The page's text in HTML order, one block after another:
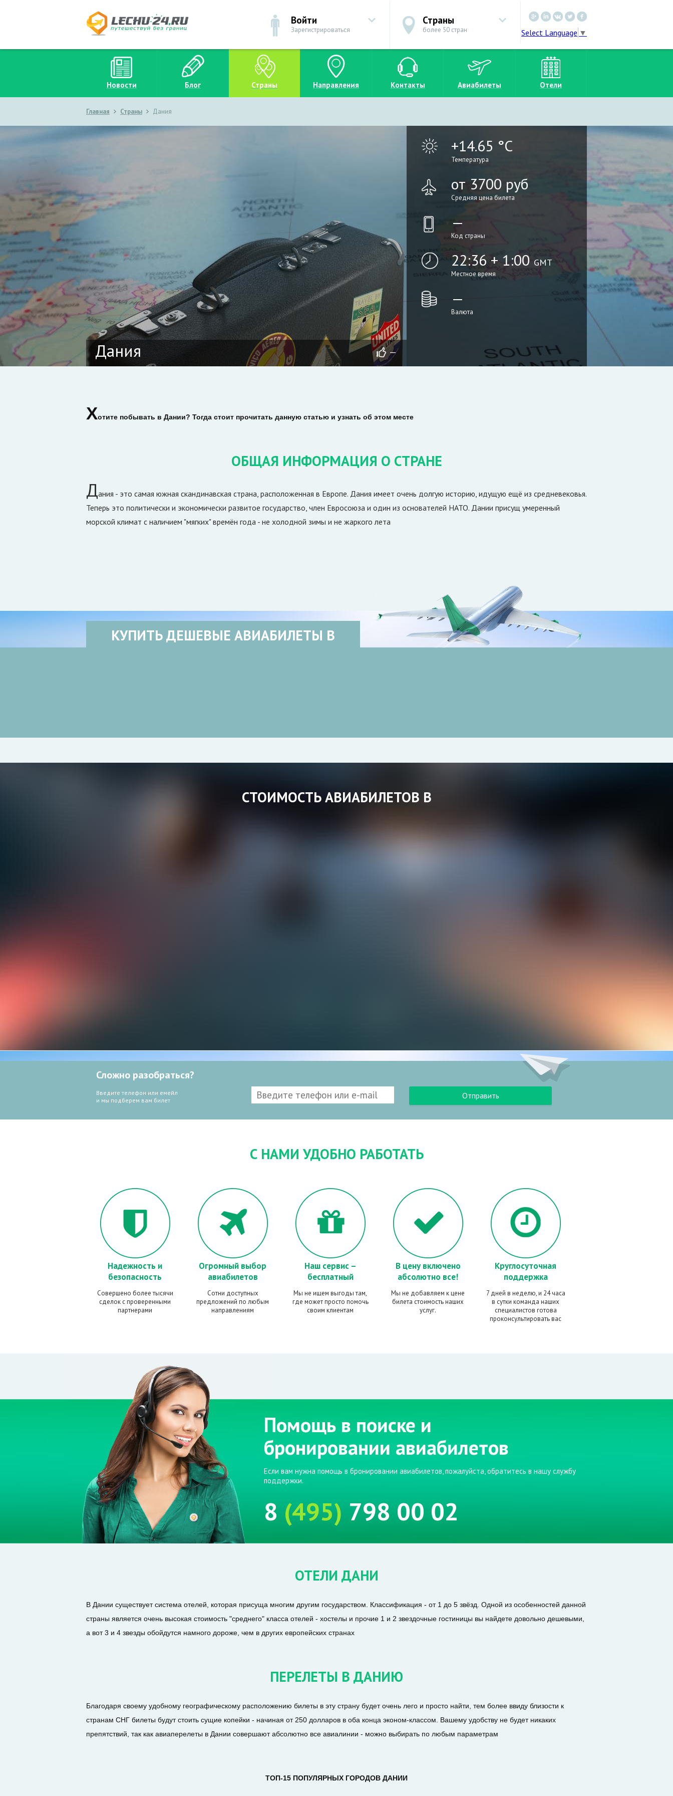
Войти
Зарегистрироваться
Страны
более 50 стран Select Language ▼
Новости Блог Страны Направления Контакты Авиабилеты Отели
Главная Страны Дания
+14.65 °C
Температура
от 3700 руб
Средняя цена билета
—
Код страны
22:36 + 1:00 GMT
Местное время
—
Валюта
Дания —
Хотите побывать в Дании? Тогда стоит прочитать данную статью и узнать об этом месте
ОБЩАЯ ИНФОРМАЦИЯ О СТРАНЕ
Дания - это самая южная скандинавская страна, расположенная в Европе. Дания имеет очень долгую историю, идущую ещё из средневековья.
Теперь это политически и экономически развитое государство, член Евросоюза и один из основателей НАТО. Дании присущ умеренный
морской климат с наличием "мягких" времён года - не холодной зимы и не жаркого лета
КУПИТЬ ДЕШЕВЫЕ АВИАБИЛЕТЫ В
СТОИМОСТЬ АВИАБИЛЕТОВ В
Сложно разобраться?
Введите телефон или емейл
и мы подберем вам билет
С НАМИ УДОБНО РАБОТАТЬ
Надежность и
безопасность
Совершено более тысячи
сделок с проверенными
партнерами
Огромный выбор
авиабилетов
Cотни доступных
предложений по любым
направлениям
Наш сервис –
бесплатный
Мы не ищем выгоды там,
где может просто помочь
своим клиентам
В цену включено
абсолютно все!
Мы не добавляем к цене
билета стоимость наших
услуг.
Круглосуточная
поддержка
7 дней в неделю, и 24 часа
в сутки команда наших
специалистов готова
проконсультировать вас
Помощь в поиске и
бронировании авиабилетов
Если вам нужна помощь в бронировании авиабилетов, пожалуйста, обратитесь в нашу службу
поддержки.
8 (495) 798 00 02
ОТЕЛИ ДАНИ
В Дании существует система отелей, которая присуща многим другим государством. Классификация - от 1 до 5 звёзд. Одной из особенностей данной
страны является очень высокая стоимость "среднего" класса отелей - хостелы и прочие 1 и 2 звездочные гостиницы вы найдете довольно дешевыми,
а вот 3 и 4 звезды обойдутся намного дороже, чем в других европейских странах
ПЕРЕЛЕТЫ В ДАНИЮ
Благодаря своему удобному географическому расположению билеты в эту страну будет очень лего и просто найти, тем более ввиду близости к
странам СНГ билеты будут стоить сущие копейки - начиная от 250 долларов в оба конца эконом-классом. Вашему удобству не будет никаких
препятствий, так как авиаперелеты в Дании совершают абсолютно все авиалинии - можно выбирать по любым параметрам
ТОП-15 ПОПУЛЯРНЫХ ГОРОДОВ ДАНИИ